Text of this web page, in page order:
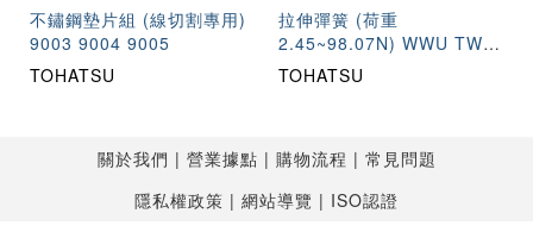
不鏽鋼墊片組 (線切割專用)
9003 9004 9005
TOHATSU
拉伸彈簧 (荷重
2.45~98.07N) WWU TWU
WUU TUU
TOHATSU
關於我們 營業據點 購物流程
常見問題
隱私權政策
網站導覽 ISO認證